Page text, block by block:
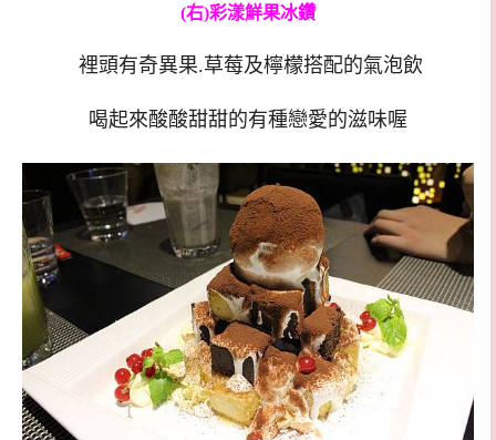
(右)彩漾鮮果冰鑽
裡頭有奇異果.草莓及檸檬搭配的氣泡飲
喝起來酸酸甜甜的有種戀愛的滋味喔